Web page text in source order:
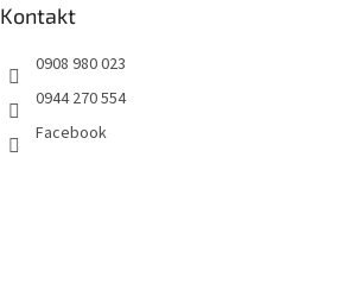
Kontakt
0908 980 023
0944 270 554
Facebook